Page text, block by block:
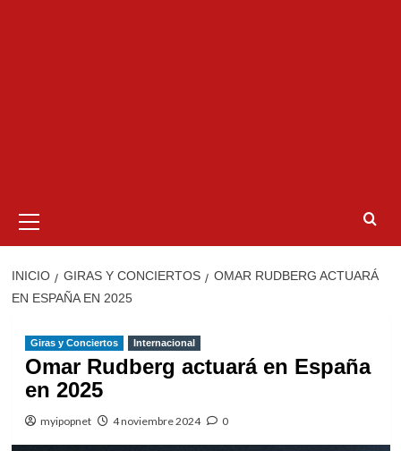
primario
INICIO GIRAS Y CONCIERTOS
OMAR RUDBERG ACTUARÁ
EN ESPAÑA EN 2025
Giras y Conciertos Internacional
Omar Rudberg actuará en España
en 2025
myipopnet 4 noviembre 2024 0